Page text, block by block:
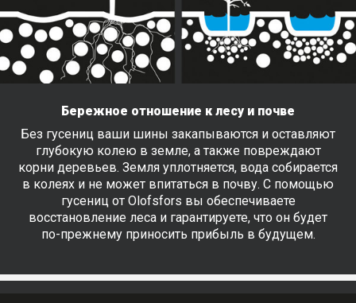
Бережное отношение к лесу и почве
Без гусениц ваши шины закапываются и оставляют
глубокую колею в земле, а также повреждают
корни деревьев. Земля уплотняется, вода собирается
в колеях и не может впитаться в почву. С помощью
гусениц от Olofsfors вы обеспечиваете
восстановление леса и гарантируете, что он будет
по-прежнему приносить прибыль в будущем.